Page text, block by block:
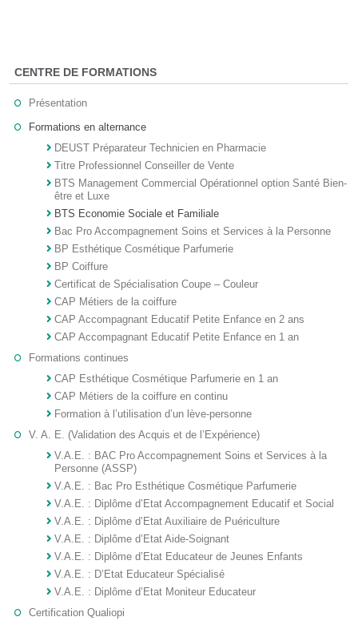
CENTRE DE FORMATIONS
Présentation
Formations en alternance
DEUST Préparateur Technicien en Pharmacie
Titre Professionnel Conseiller de Vente
BTS Management Commercial Opérationnel option Santé Bien-
être et Luxe
BTS Economie Sociale et Familiale
Bac Pro Accompagnement Soins et Services à la Personne
BP Esthétique Cosmétique Parfumerie
BP Coiffure
Certificat de Spécialisation Coupe – Couleur
CAP Métiers de la coiffure
CAP Accompagnant Educatif Petite Enfance en 2 ans
CAP Accompagnant Educatif Petite Enfance en 1 an
Formations continues
CAP Esthétique Cosmétique Parfumerie en 1 an
CAP Métiers de la coiffure en continu
Formation à l’utilisation d’un lève-personne
V. A. E. (Validation des Acquis et de l’Expérience)
V.A.E. : BAC Pro Accompagnement Soins et Services à la
Personne (ASSP)
V.A.E. : Bac Pro Esthétique Cosmétique Parfumerie
V.A.E. : Diplôme d’Etat Accompagnement Educatif et Social
V.A.E. : Diplôme d’Etat Auxiliaire de Puériculture
V.A.E. : Diplôme d’Etat Aide-Soignant
V.A.E. : Diplôme d’Etat Educateur de Jeunes Enfants
V.A.E. : D’Etat Educateur Spécialisé
V.A.E. : Diplôme d’Etat Moniteur Educateur
Certification Qualiopi